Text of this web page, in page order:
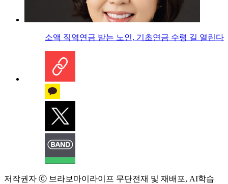
소액 직역연금 받는 노인, 기초연금 수령 길 열린다
저작권자 ⓒ 브라보마이라이프 무단전재 및 재배포, AI학습